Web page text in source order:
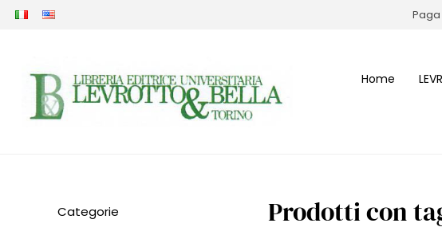
Home
Categorie Prodotti con